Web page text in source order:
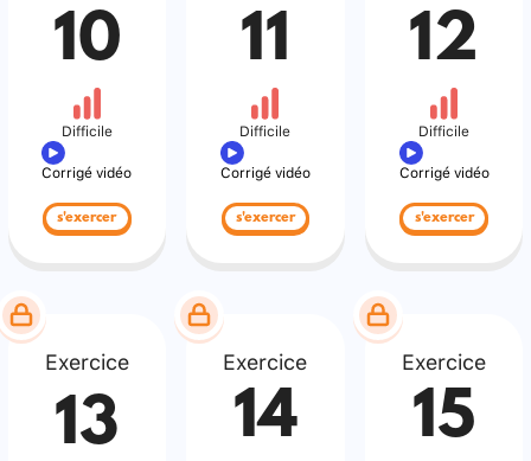
10
Difficile
Corrigé vidéo
s'exercer
11
Difficile
Corrigé vidéo
s'exercer
12
Difficile
Corrigé vidéo
s'exercer
Exercice
13
Exercice
14
Exercice
15